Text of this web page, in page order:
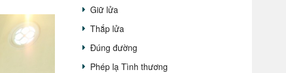
Giữ lửa
Thắp lửa
Đúng đường
Phép lạ Tình thương